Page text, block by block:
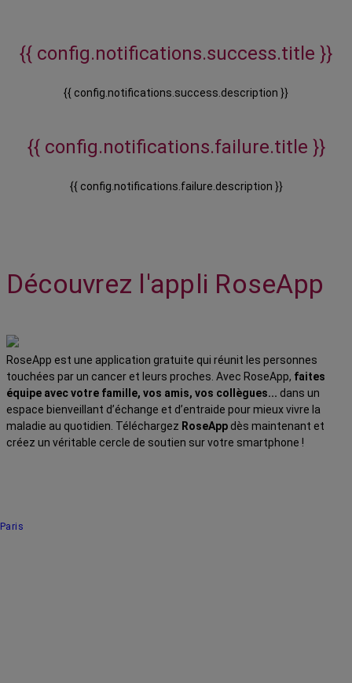
{{ config.notifications.success.title }}
{{ config.notifications.success.description }}
{{ config.notifications.failure.title }}
{{ config.notifications.failure.description }}
Découvrez l'appli RoseApp
RoseApp est une application gratuite qui réunit les personnes
touchées par un cancer et leurs proches. Avec RoseApp, faites
équipe avec votre famille, vos amis, vos collègues... dans un
espace bienveillant d’échange et d’entraide pour mieux vivre la
maladie au quotidien. Téléchargez RoseApp dès maintenant et
créez un véritable cercle de soutien sur votre smartphone !
Paris